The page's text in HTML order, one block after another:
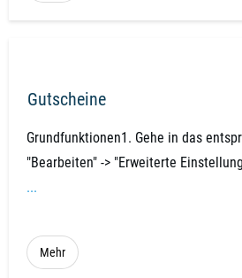
Gutscheine
Grundfunktionen1. Gehe in das
"Bearbeiten" -> "Erweiterte
...
Mehr